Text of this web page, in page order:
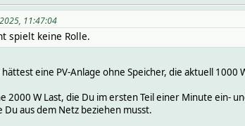
11:47:04
spielt keine Rolle.
eine PV-Anlage ohne Speicher, die aktuell 1000
2000 W Last, die Du im ersten Teil einer Minute ein-
aus dem Netz beziehen musst.